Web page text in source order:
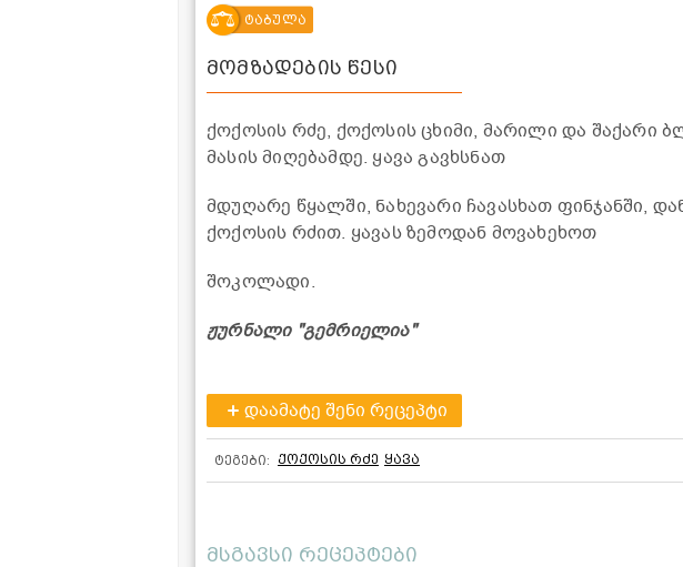
ტაბულა
მომზადების წესი
ქოქოსის რძე, ქოქოსის ცხიმი, მარილი და შაქარი
მასის მიღებამდე. ყავა გავხსნათ
მდუღარე წყალში, ნახევარი ჩავასხათ ფინჯანში,
ქოქოსის რძით. ყავას ზემოდან მოვახეხოთ
შოკოლადი.
ჟურნალი "გემრიელია"
დაამატე შენი რეცეპტი
ტეგები: ქოქოსის რძე ყავა
მსგავსი რეცეპტები